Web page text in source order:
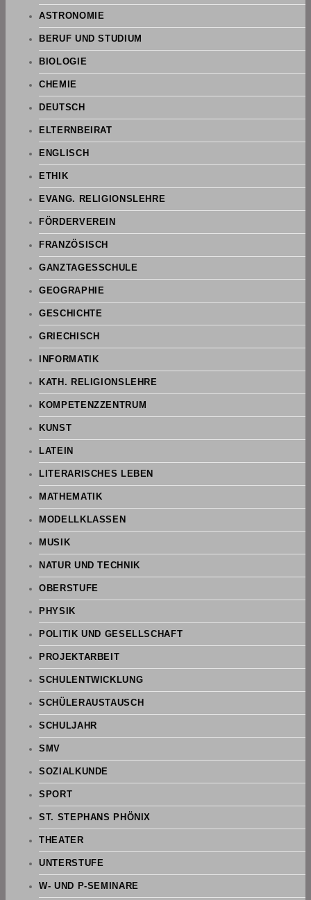
ASTRONOMIE
BERUF UND STUDIUM
BIOLOGIE
CHEMIE
DEUTSCH
ELTERNBEIRAT
ENGLISCH
ETHIK
EVANG. RELIGIONSLEHRE
FÖRDERVEREIN
FRANZÖSISCH
GANZTAGESSCHULE
GEOGRAPHIE
GESCHICHTE
GRIECHISCH
INFORMATIK
KATH. RELIGIONSLEHRE
KOMPETENZZENTRUM
KUNST
LATEIN
LITERARISCHES LEBEN
MATHEMATIK
MODELLKLASSEN
MUSIK
NATUR UND TECHNIK
OBERSTUFE
PHYSIK
POLITIK UND GESELLSCHAFT
PROJEKTARBEIT
SCHULENTWICKLUNG
SCHÜLERAUSTAUSCH
SCHULJAHR
SMV
SOZIALKUNDE
SPORT
ST. STEPHANS PHÖNIX
THEATER
UNTERSTUFE
W- UND P-SEMINARE